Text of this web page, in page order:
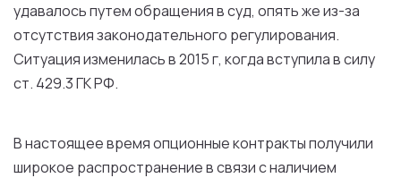
удавалось путем обращения в суд, опять же из-за
отсутствия законодательного регулирования.
Ситуация изменилась в 2015 г, когда вступила в силу
ст. 429.3 ГК РФ.
В настоящее время опционные контракты получили
широкое распространение в связи с наличием